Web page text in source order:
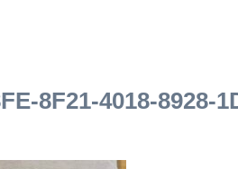
8F21-4018-8928-